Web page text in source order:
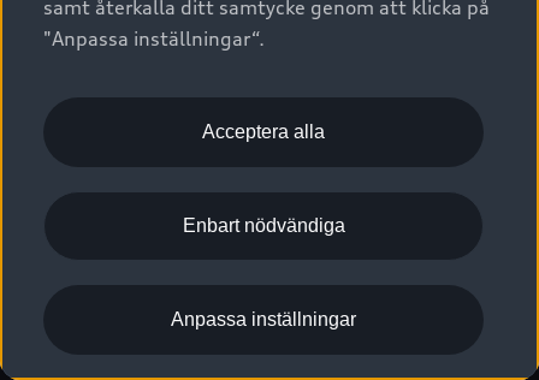
Audi Collection – livsstilsartiklar
Vanliga frågor
2G/3G nätet stängs ned - Hur påverkas min bil av detta?
Pressmeddelanden
Nyhetsbrev
Vårt hållbarhetsarbete
Lediga tjänster huvudkontor
Lediga tjänster hos Audi Återförsäljare
Kommentar till mediauppgifter om dataläcka
Utgivare Juridiskt
Juridiskt Audi AG
Juridiskt Audi Digital Giveaway
Anpassa inställningar för cookies
Visselblåsarkanaler
samt återkalla ditt samtycke genom att klicka på
"Anpassa inställningar“.
Acceptera alla
Enbart nödvändiga
Anpassa inställningar